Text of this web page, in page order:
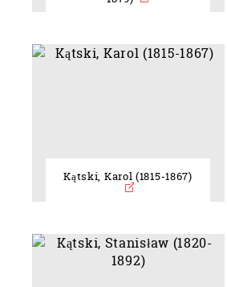
Kątski, Karol (1815-1867)